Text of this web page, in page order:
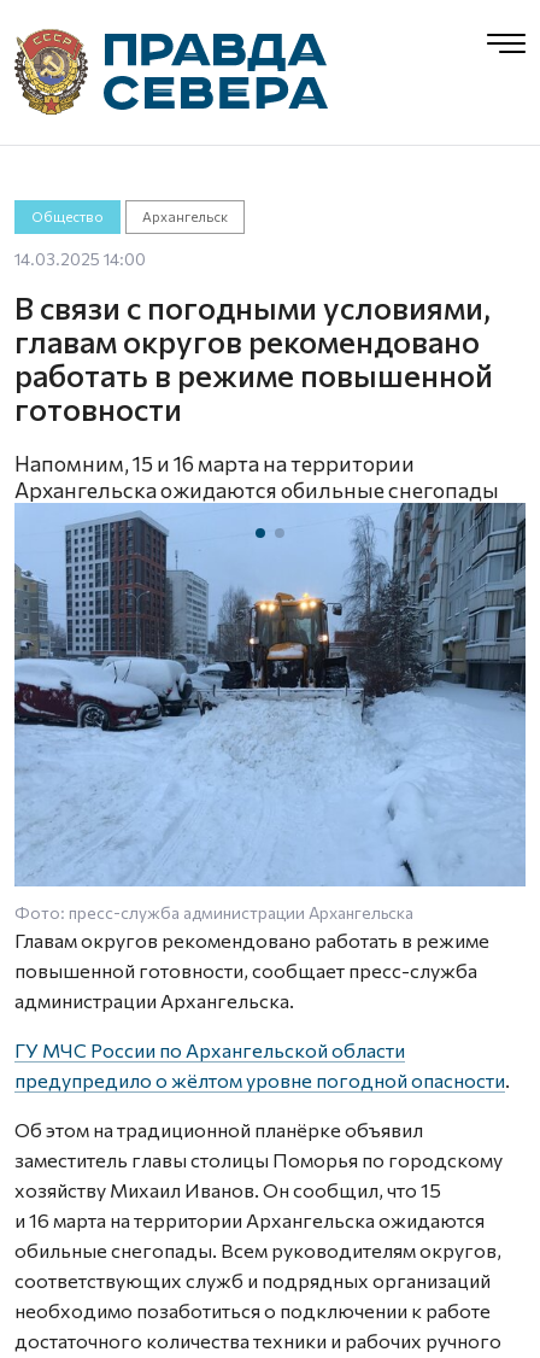
Общество Архангельск
14.03.2025 14:00
В связи с погодными условиями,
главам округов рекомендовано
работать в режиме повышенной
готовности
Напомним, 15 и 16 марта на территории
Архангельска ожидаются обильные снегопады
Фото: пресс-служба администрации Архангельска
Главам округов рекомендовано работать в режиме
повышенной готовности, сообщает пресс-служба
администрации Архангельска.
ГУ МЧС России по Архангельской области
предупредило о жёлтом уровне погодной опасности.
Об этом на традиционной планёрке объявил
заместитель главы столицы Поморья по городскому
хозяйству Михаил Иванов. Он сообщил, что 15
и 16 марта на территории Архангельска ожидаются
обильные снегопады. Всем руководителям округов,
соответствующих служб и подрядных организаций
необходимо позаботиться о подключении к работе
достаточного количества техники и рабочих ручного